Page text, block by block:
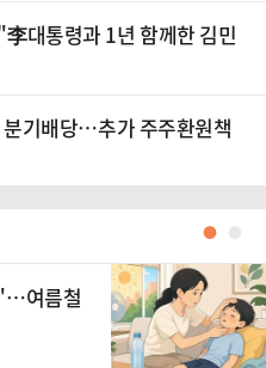
대통령과 1년 함께한 김민
기배당…추가 주주환원책
●
여름철